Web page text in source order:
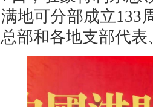
地可分部成立133
部和各地支部代